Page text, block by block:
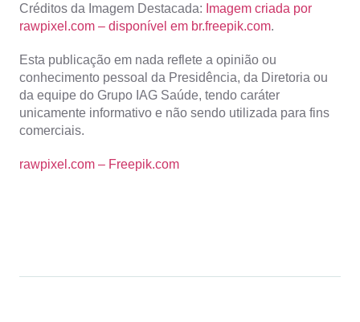
Créditos da Imagem Destacada: Imagem criada por
rawpixel.com – disponível em br.freepik.com.
Esta publicação em nada reflete a opinião ou
conhecimento pessoal da Presidência, da Diretoria ou
da equipe do Grupo IAG Saúde, tendo caráter
unicamente informativo e não sendo utilizada para fins
comerciais.
rawpixel.com – Freepik.com